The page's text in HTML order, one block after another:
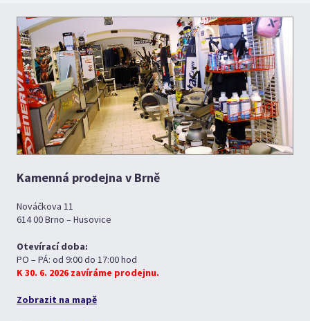
Kamenná prodejna v Brně
Nováčkova 11
614 00 Brno – Husovice
Otevírací doba:
PO – PÁ: od 9:00 do 17:00 hod
K 30. 6. 2026 zavíráme prodejnu.
Zobrazit na mapě